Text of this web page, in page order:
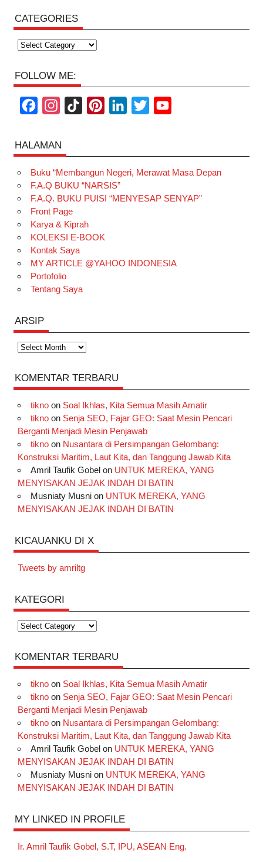
CATEGORIES
Categories
FOLLOW ME:
c
e
b
o
o
k
s
t
a
g
r
a
m
T
o
k
t
e
r
k
e
d
t
t
e
T
u
b
HALAMAN
Buku “Membangun Negeri, Merawat Masa Depan
F.A.Q BUKU “NARSIS”
F.A.Q. BUKU PUISI “MENYESAP SENYAP”
Front Page
Karya & Kiprah
KOLEKSI E-BOOK
Kontak Saya
MY ARTICLE @YAHOO INDONESIA
Portofolio
Tentang Saya
ARSIP
Arsip
KOMENTAR TERBARU
tiknoon Soal Ikhlas, Kita Semua Masih Amatir
tiknoon Senja SEO, Fajar GEO: Saat Mesin Pencari
Berganti Menjadi Mesin Penjawab
tiknoon Nusantara di Persimpangan Gelombang:
Konstruksi Maritim, Laut Kita, dan Tanggung Jawab Kita
Amril Taufik Gobelon UNTUK MEREKA, YANG
MENYISAKAN JEJAK INDAH DI BATIN
Musniaty Musnion UNTUK MEREKA, YANG
MENYISAKAN JEJAK INDAH DI BATIN
KICAUANKU DI X
Tweets by amriltg
KATEGORI
Kategori
KOMENTAR TERBARU
tiknoon Soal Ikhlas, Kita Semua Masih Amatir
tiknoon Senja SEO, Fajar GEO: Saat Mesin Pencari
Berganti Menjadi Mesin Penjawab
tiknoon Nusantara di Persimpangan Gelombang:
Konstruksi Maritim, Laut Kita, dan Tanggung Jawab Kita
Amril Taufik Gobelon UNTUK MEREKA, YANG
MENYISAKAN JEJAK INDAH DI BATIN
Musniaty Musnion UNTUK MEREKA, YANG
MENYISAKAN JEJAK INDAH DI BATIN
MY LINKED IN PROFILE
Ir. Amril Taufik Gobel, S.T, IPU, ASEAN Eng.